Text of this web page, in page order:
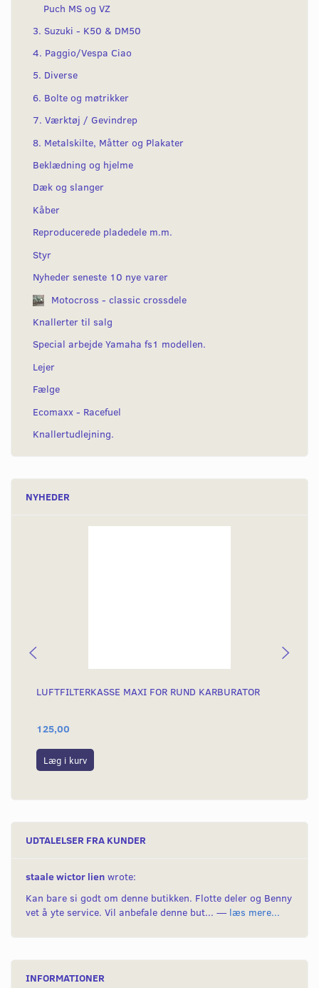
Puch MS og VZ
3. Suzuki - K50 & DM50
4. Paggio/Vespa Ciao
5. Diverse
6. Bolte og møtrikker
7. Værktøj / Gevindrep
8. Metalskilte, Måtter og Plakater
Beklædning og hjelme
Dæk og slanger
Kåber
Reproducerede pladedele m.m.
Styr
Nyheder seneste 10 nye varer
Motocross - classic crossdele
Knallerter til salg
Special arbejde Yamaha fs1 modellen.
Lejer
Fælge
Ecomaxx - Racefuel
Knallertudlejning.
NYHEDER
LUFTFILTERKASSE MAXI FOR RUND KARBURATOR
125,00
Læg i kurv
UDTALELSER FRA KUNDER
staale wictor lien wrote:
Kan bare si godt om denne butikken. Flotte deler og Benny
vet å yte service. Vil anbefale denne but... — læs mere...
INFORMATIONER